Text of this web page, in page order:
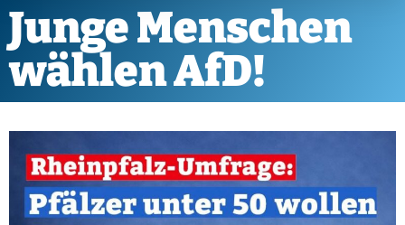
Junge Menschen
wählen AfD!